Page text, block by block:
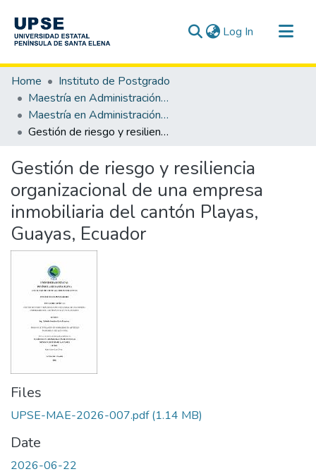
Log In (current)
Communities & Collections
All of DSpace
Statistics
Home
Instituto de Postgrado
Maestría en Administración de Empresas mención Gestión de las Pymes
Maestría en Administración de Empresas Mención Gestión de las Pymes
Gestión de riesgo y resiliencia organizacional de una empresa inmobiliaria del cantón Playas, Guayas, Ecuador
Gestión de riesgo y resiliencia
organizacional de una empresa
inmobiliaria del cantón Playas,
Guayas, Ecuador
Files
UPSE-MAE-2026-007.pdf(1.14 MB)
Date
2026-06-22